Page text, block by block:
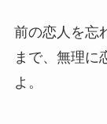
前の恋人を忘
まで、無理に
よ。